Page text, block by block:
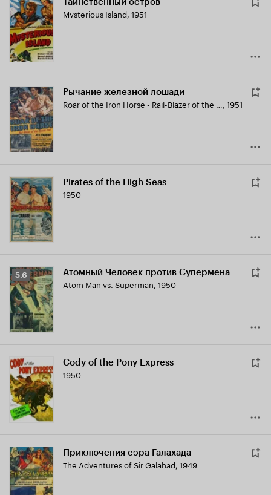
Mysterious Island, 1951
Рычание железной лошади
Roar of the Iron Horse - Rail-Blazer of the Apache Trail, 1951
Pirates of the High Seas
1950
Рейтинг
Кинопоиска
5.6
5.6 Атомный Человек против Супермена
Atom Man vs. Superman, 1950
Cody of the Pony Express
1950
Приключения сэра Галахада
The Adventures of Sir Galahad, 1949